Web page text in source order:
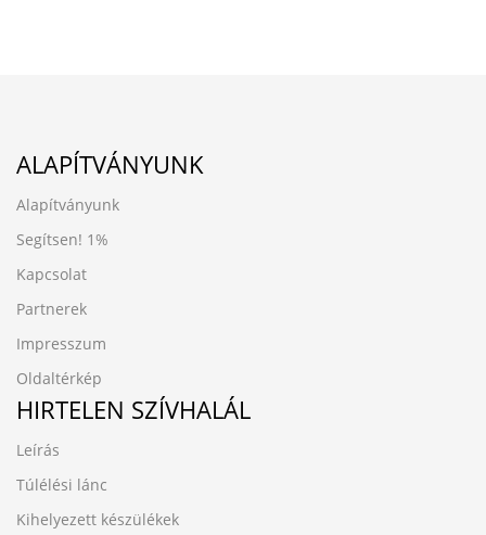
ALAPÍTVÁNYUNK
Alapítványunk
Segítsen! 1%
Kapcsolat
Partnerek
Impresszum
Oldaltérkép
HIRTELEN SZÍVHALÁL
Leírás
Túlélési lánc
Kihelyezett készülékek